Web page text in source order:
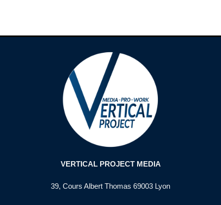
VERTICAL PROJECT MEDIA
39, Cours Albert Thomas 69003 Lyon